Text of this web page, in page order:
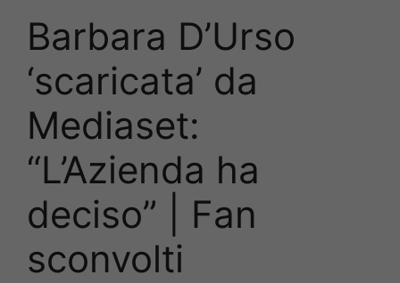
Barbara D’Urso
‘scaricata’ da
Mediaset:
“L’Azienda ha
deciso” | Fan
sconvolti